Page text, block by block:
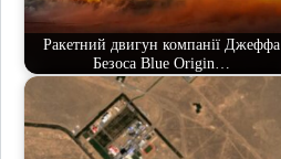
Ракетний двигун компанії Джеффа
Безоса Blue Origin…